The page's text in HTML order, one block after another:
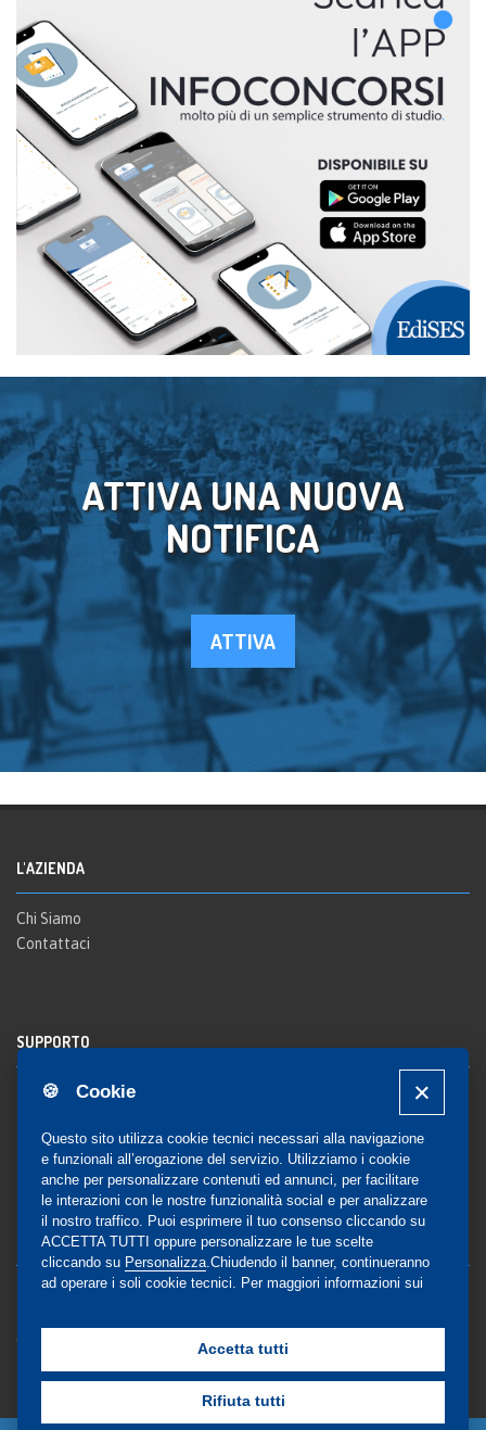
🍪 Cookie
Questo sito utilizza cookie tecnici necessari alla navigazione
e funzionali all’erogazione del servizio. Utilizziamo i cookie
anche per personalizzare contenuti ed annunci, per facilitare
le interazioni con le nostre funzionalità social e per analizzare
il nostro traffico. Puoi esprimere il tuo consenso cliccando su
ACCETTA TUTTI oppure personalizzare le tue scelte
cliccando su Personalizza .Chiudendo il banner, continueranno
ad operare i soli cookie tecnici. Per maggiori informazioni sui
Accetta tutti
Rifiuta tutti
ATTIVA UNA NUOVA
NOTIFICA
ATTIVA
L'AZIENDA
Chi Siamo
Contattaci
SUPPORTO
Registrazione al sito
Notifica
COMMUNITY
Blog e Canali social
Gestione Consensi